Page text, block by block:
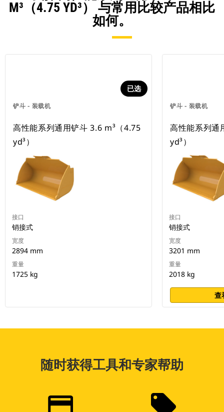
M³（4.75 YD³） 与常用比较产品相比
如何。
铲斗 - 装载机
已选
高性能系列通用铲斗 3.6 m³（4.75
yd³）
接口
销接式
宽度
2894 mm
重量
1725 kg
铲斗 - 装载机
高性能系列通
yd³）
接口
销接式
宽度
3201 mm
重量
2018 kg
查
随时获得工具和专家帮助